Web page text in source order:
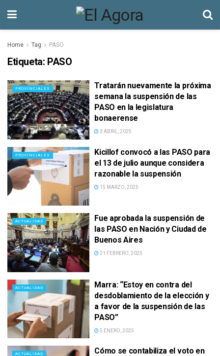
Home Tag PASO
Etiqueta: PASO
PROVINCIALES
Tratarán nuevamente la próxima
semana la suspensión de las
PASO en la legislatura
bonaerense
3 ABRIL, 2025
PROVINCIALES
Kicillof convocó a las PASO para
el 13 de julio aunque considera
razonable la suspensión
15 MARZO, 2025
ACTUALIDAD
Fue aprobada la suspensión de
las PASO en Nación y Ciudad de
Buenos Aires
21 FEBRERO, 2025
ACTUALIDAD
Marra: “Estoy en contra del
desdoblamiento de la elección y
a favor de la suspensión de las
PASO”
5 ENERO, 2025
ACTUALIDAD
Cómo se contabiliza el voto en